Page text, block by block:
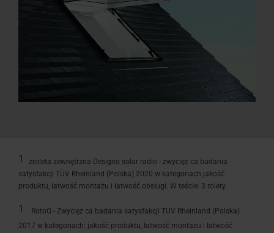
1
zroleta zewnętrzna Designo solar radio - zwycięz ca badania
satysfakcji TÜV Rheinland (Polska) 2020 w kategoriach jakość
produktu, łatwość montażu i łatwość obsługi. W teście: 3 rolety.
1
RotoQ - Zwycięz ca badania satysfakcji TÜV Rheinland (Polska)
2017 w kategoriach: jakość produktu, łatwość montażu i łatwość